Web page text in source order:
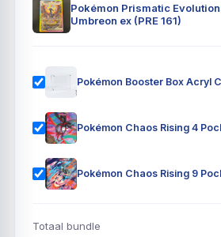
Pokémon Prismatic
Umbreon ex (PRE 161)
Pokémon Booster Box Acryl
Pokémon Chaos Rising 4
Pokémon Chaos Rising 9
Totaal bundle